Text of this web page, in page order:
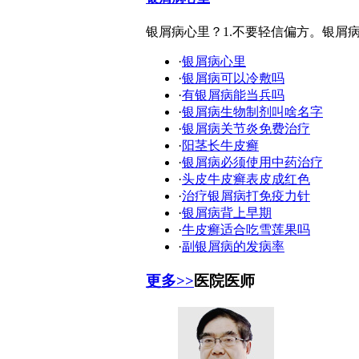
银屑病心里？1.不要轻信偏方。银
·银屑病心里
·银屑病可以冷敷吗
·有银屑病能当兵吗
·银屑病生物制剂叫啥名字
·银屑病关节炎免费治疗
·阳茎长牛皮癣
·银屑病必须使用中药治疗
·头皮牛皮癣表皮成红色
·治疗银屑病打免疫力针
·银屑病背上早期
·牛皮癣适合吃雪莲果吗
·副银屑病的发病率
更多>>医院医师